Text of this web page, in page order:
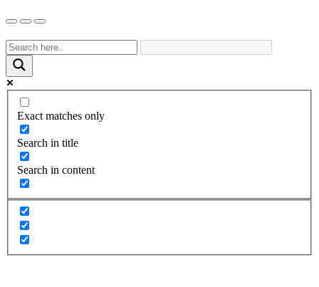
Exact matches only
Search in title
Search in content